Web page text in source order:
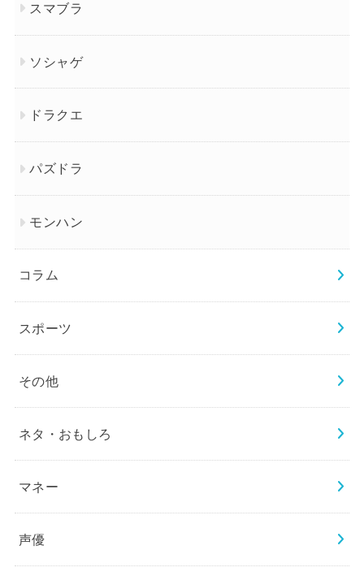
スマブラ
ソシャゲ
ドラクエ
パズドラ
モンハン
コラム
スポーツ
その他
ネタ・おもしろ
マネー
声優